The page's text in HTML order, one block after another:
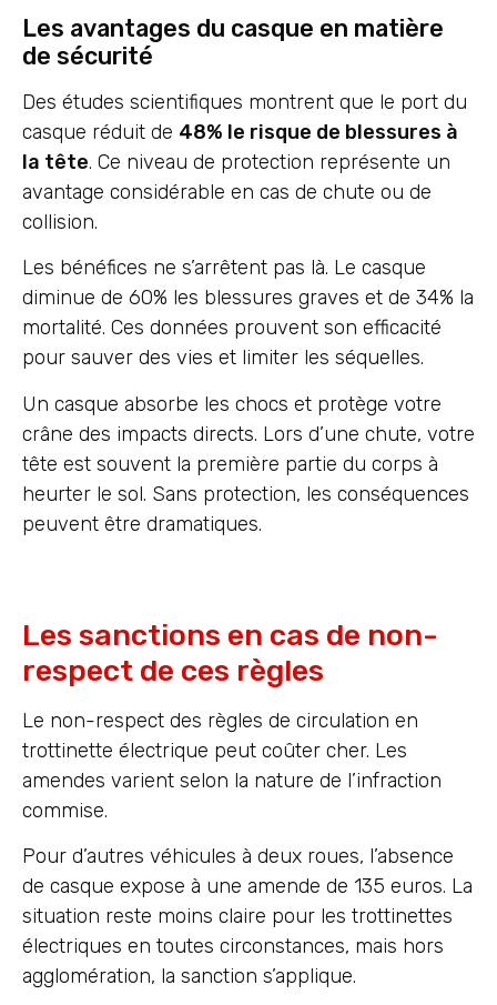
Les avantages du casque en matière
de sécurité
Des études scientifiques montrent que le port du
casque réduit de 48% le risque de blessures à
la tête. Ce niveau de protection représente un
avantage considérable en cas de chute ou de
collision.
Les bénéfices ne s’arrêtent pas là. Le casque
diminue de 60% les blessures graves et de 34% la
mortalité. Ces données prouvent son efficacité
pour sauver des vies et limiter les séquelles.
Un casque absorbe les chocs et protège votre
crâne des impacts directs. Lors d’une chute, votre
tête est souvent la première partie du corps à
heurter le sol. Sans protection, les conséquences
peuvent être dramatiques.
Les sanctions en cas de non-
respect de ces règles
Le non-respect des règles de circulation en
trottinette électrique peut coûter cher. Les
amendes varient selon la nature de l’infraction
commise.
Pour d’autres véhicules à deux roues, l’absence
de casque expose à une amende de 135 euros. La
situation reste moins claire pour les trottinettes
électriques en toutes circonstances, mais hors
agglomération, la sanction s’applique.